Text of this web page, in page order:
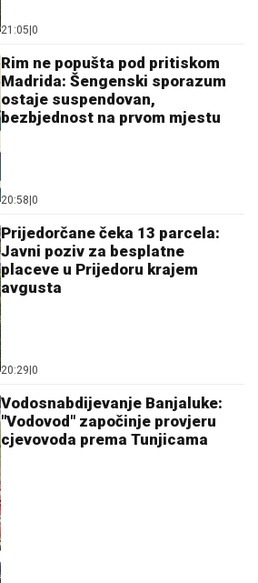
21:05 0
Rim ne popušta pod pritiskom
Madrida: Šengenski sporazum
ostaje suspendovan,
bezbjednost na prvom mjestu
20:58 0
Prijedorčane čeka 13 parcela:
Javni poziv za besplatne
placeve u Prijedoru krajem
avgusta
20:29 0
Vodosnabdijevanje Banjaluke:
"Vodovod" započinje provjeru
cjevovoda prema Tunjicama